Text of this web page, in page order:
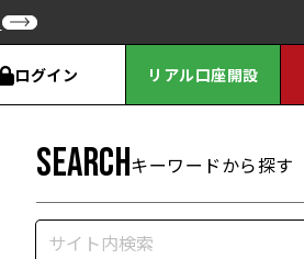
ログイン リアル口座開設
SEARCHキーワードから探す